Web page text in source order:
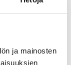
ja mainosten